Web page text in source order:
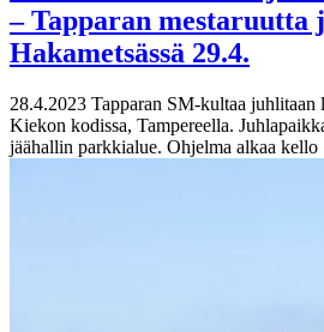
‒ Tapparan mestaruutta
Hakametsässä 29.4.
28.4.2023 Tapparan SM-kultaa juhlitaan
Kiekon kodissa, Tampereella.
jäähallin parkkialue. Ohjelma alkaa kello